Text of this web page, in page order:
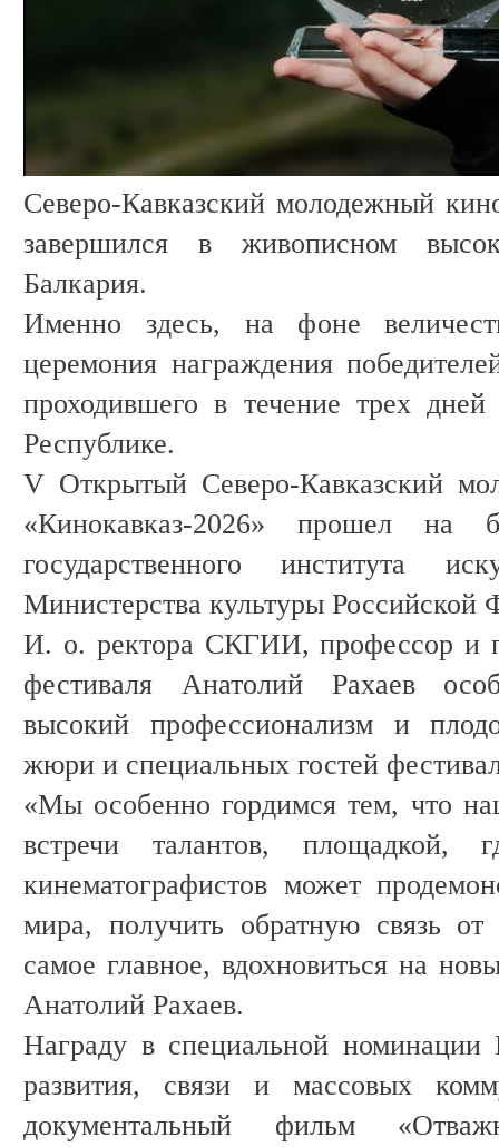
Северо-Кавказский молодежный
завершился в живописном
Балкария.
Именно здесь, на фоне
церемония награждения
проходившего в течение трех
Республике.
V Открытый Северо-Кавказский
«Кинокавказ-2026» прошел на
государственного института
Министерства культуры Российской
И. о. ректора СКГИИ, профессор и
фестиваля Анатолий Рахаев
высокий профессионализм и
жюри и специальных гостей
«Мы особенно гордимся тем, что
встречи талантов, площадкой,
кинематографистов может
мира, получить обратную связь
самое главное, вдохновиться на
Анатолий Рахаев.
Награду в специальной номинации
развития, связи и массовых
документальный фильм